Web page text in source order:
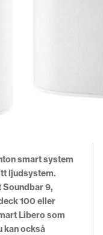
smart system
ljudsystem.
Soundbar 9,
100 eller
Libero som
kan också